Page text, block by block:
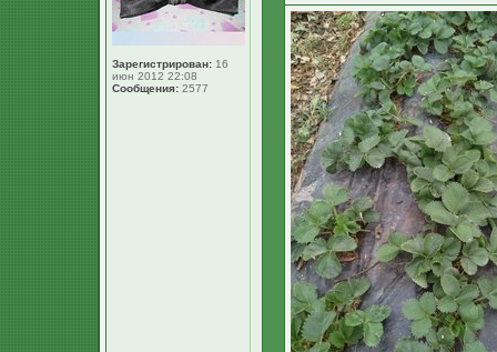
Зарегистрирован: 16
июн 2012 22:08
Сообщения: 2577